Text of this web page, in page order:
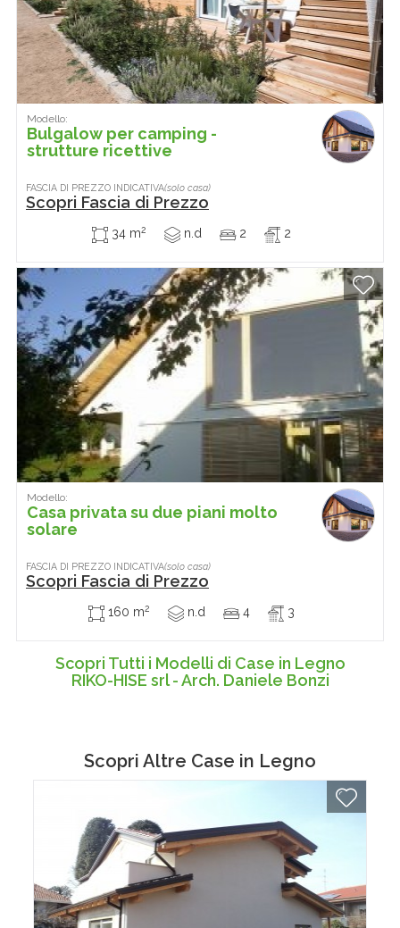
Modello:
Bulgalow per camping -
strutture ricettive
FASCIA DI PREZZO INDICATIVA(solo casa)
Scopri Fascia di Prezzo
34 m2 n.d 2 2
Modello:
Casa privata su due piani molto
solare
FASCIA DI PREZZO INDICATIVA(solo casa)
Scopri Fascia di Prezzo
160 m2 n.d 4 3
Scopri Tutti i Modelli di Case in Legno
RIKO-HISE srl - Arch. Daniele Bonzi
Scopri Altre Case in Legno